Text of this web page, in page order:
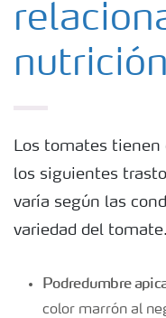
Fertilizantes
Portafolio de
nutrición
Los tomates tienen
los siguientes
varía según las
variedad del tomate.
Podredumbre
color marrón al